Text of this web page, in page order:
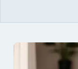
e em seguida
aprovado com